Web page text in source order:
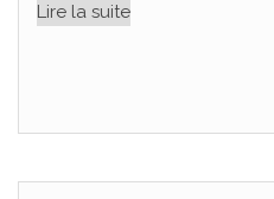
Lire la suite